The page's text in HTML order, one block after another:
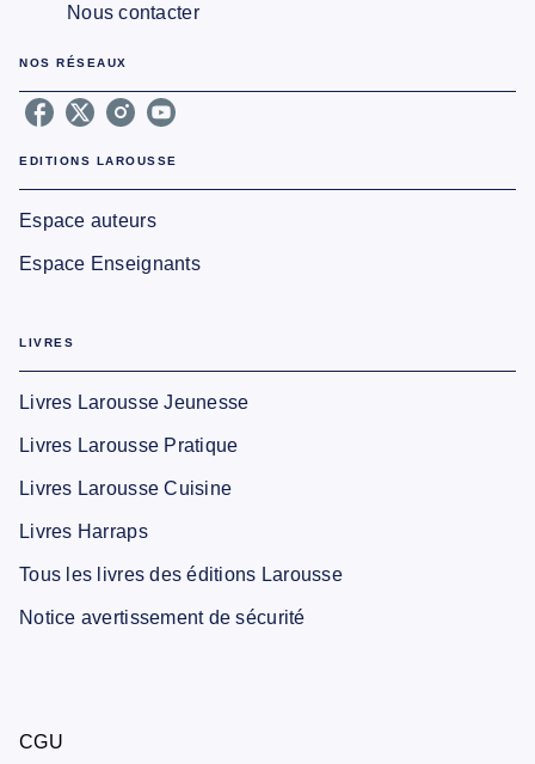
Nous contacter
NOS RÉSEAUX
EDITIONS LAROUSSE
Espace auteurs
Espace Enseignants
LIVRES
Livres Larousse Jeunesse
Livres Larousse Pratique
Livres Larousse Cuisine
Livres Harraps
Tous les livres des éditions Larousse
Notice avertissement de sécurité
CGU